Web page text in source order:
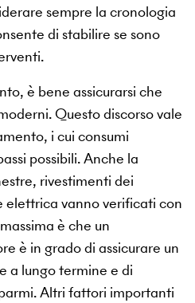
sempre la cronologia
di stabilire se sono
è bene assicurarsi che
Questo discorso vale
i cui consumi
possibili. Anche la
rivestimenti dei
elettrica vanno verificati con
è che un
è in grado di assicurare un
a lungo termine e di
Altri fattori importanti